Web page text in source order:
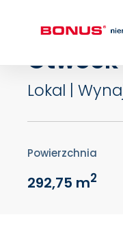
Lokal
Otwock
Lokal |
Powierzchnia
292,75 m2